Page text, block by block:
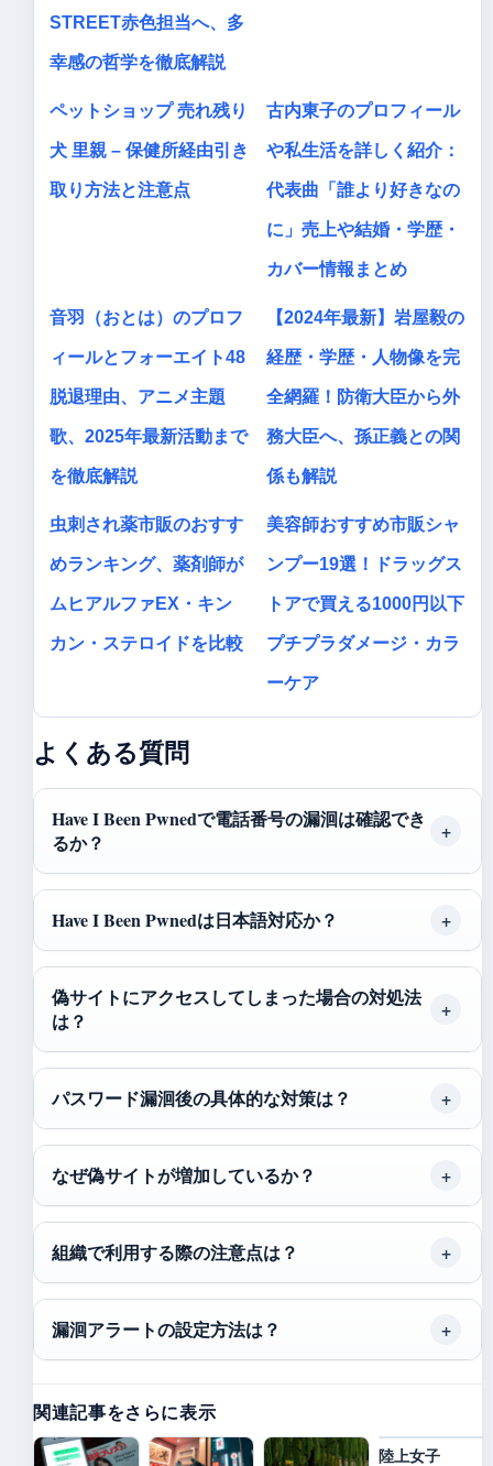
STREET赤色担当へ、多
幸感の哲学を徹底解説
ペットショップ 売れ残り
犬 里親 – 保健所経由引き
取り方法と注意点
古内東子のプロフィール
や私生活を詳しく紹介：
代表曲「誰より好きなの
に」売上や結婚・学歴・
カバー情報まとめ
音羽（おとは）のプロフ
ィールとフォーエイト48
脱退理由、アニメ主題
歌、2025年最新活動まで
を徹底解説
【2024年最新】岩屋毅の
経歴・学歴・人物像を完
全網羅！防衛大臣から外
務大臣へ、孫正義との関
係も解説
虫刺され薬市販のおすす
めランキング、薬剤師が
ムヒアルファEX・キン
カン・ステロイドを比較
美容師おすすめ市販シャ
ンプー19選！ドラッグス
トアで買える1000円以下
プチプラダメージ・カラ
ーケア
よくある質問
Have I Been Pwnedで電話番号の漏洄は確認でき
るか？
Have I Been Pwnedは日本語対応か？
偽サイトにアクセスしてしまった場合の対処法
は？
パスワード漏洄後の具体的な対策は？
なぜ偽サイトが増加しているか？
組織で利用する際の注意点は？
漏洄アラートの設定方法は？
関連記事をさらに表示
陸上女子